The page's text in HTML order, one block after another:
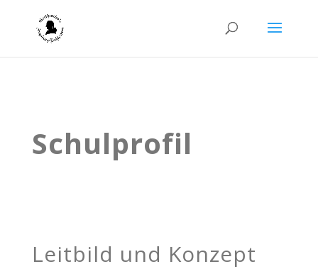
Schulprofil
Leitbild und Konzept